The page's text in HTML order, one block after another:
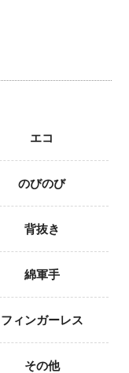
エコ
のびのび
背抜き
綿軍手
フィンガーレス
その他